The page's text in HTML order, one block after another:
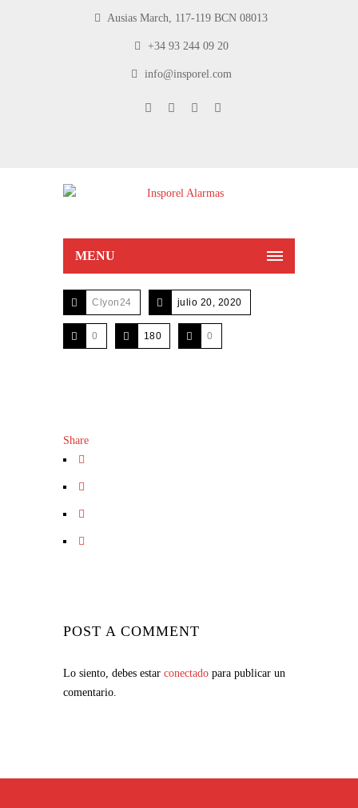
Ausias March, 117-119 BCN 08013
+34 93 244 09 20
info@insporel.com
MENU
Clyon24 julio 20, 2020
0 180 0
Share
POST A COMMENT
Lo siento, debes estar conectado para publicar un
comentario.